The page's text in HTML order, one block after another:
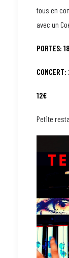
tous en
avec un
PORTES:
12€
Petite